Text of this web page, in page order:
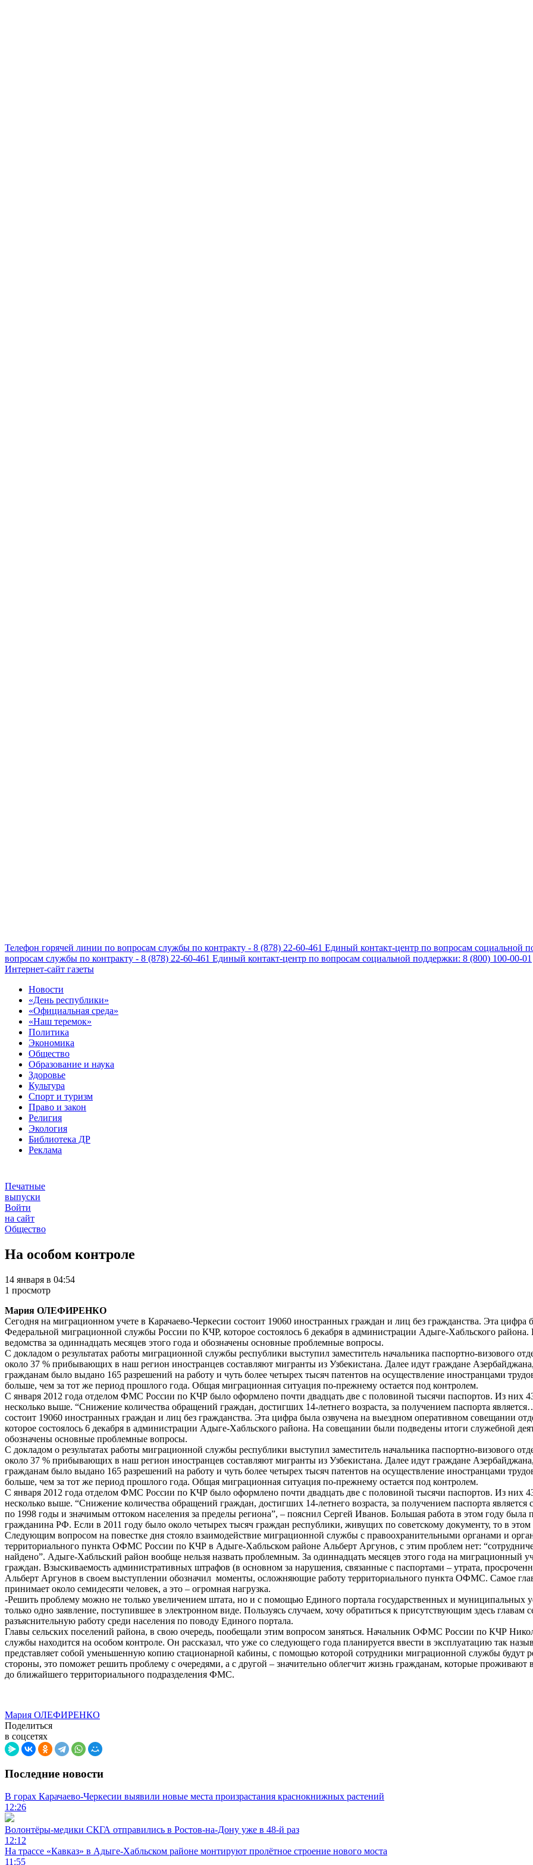
Телефон горячей линии по вопросам службы по контракту - 8 (878) 22-60-461 Единый контакт-центр по вопросам социальной
вопросам службы по контракту - 8 (878) 22-60-461 Единый контакт-центр по вопросам социальной поддержки: 8 (800) 100-00-01
Интернет-сайт газеты
Новости
«День республики»
«Официальная среда»
«Наш теремок»
Политика
Экономика
Общество
Образование и наука
Здоровье
Культура
Спорт и туризм
Право и закон
Религия
Экология
Библиотека ДР
Реклама
Печатные
выпуски
Войти
на сайт
Общество
На особом контроле
14 января в 04:54
1 просмотр
Мария ОЛЕФИРЕНКО
Сегодня на миграционном учете в Карачаево-Черкесии состоит 19060 иностранных граждан и лиц без гражданства. Эта
Федеральной миграционной службы России по КЧР, которое состоялось 6 декабря в администрации Адыге-Хабльского
ведомства за одиннадцать месяцев этого года и обозначены основные проблемные вопросы.
С докладом о результатах работы миграционной службы республики выступил заместитель начальника паспортно-визового
около 37 % прибывающих в наш регион иностранцев составляют мигранты из Узбекистана. Далее идут граждане
гражданам было выдано 165 разрешений на работу и чуть более четырех тысяч патентов на осуществление иностранцами
больше, чем за тот же период прошлого года. Общая миграционная ситуация по-прежнему остается под контролем.
С января 2012 года отделом ФМС России по КЧР было оформлено почти двадцать две с половиной тысячи паспортов. Из них
несколько выше. “Снижение количества обращений граждан, достигших 14-летнего возраста, за получением паспорта
состоит 19060 иностранных граждан и лиц без гражданства. Эта цифра была озвучена на выездном оперативном совещании
которое состоялось 6 декабря в администрации Адыге-Хабльского района. На совещании были подведены итоги служебной
обозначены основные проблемные вопросы.
С докладом о результатах работы миграционной службы республики выступил заместитель начальника паспортно-визового
около 37 % прибывающих в наш регион иностранцев составляют мигранты из Узбекистана. Далее идут граждане
гражданам было выдано 165 разрешений на работу и чуть более четырех тысяч патентов на осуществление иностранцами
больше, чем за тот же период прошлого года. Общая миграционная ситуация по-прежнему остается под контролем.
С января 2012 года отделом ФМС России по КЧР было оформлено почти двадцать две с половиной тысячи паспортов. Из них
несколько выше. “Снижение количества обращений граждан, достигших 14-летнего возраста, за получением паспорта
по 1998 годы и значимым оттоком населения за пределы региона”, – пояснил Сергей Иванов. Большая работа в этом году была
гражданина РФ. Если в 2011 году было около четырех тысяч граждан республики, живущих по советскому документу, то в этом
Следующим вопросом на повестке дня стояло взаимодействие миграционной службы с правоохранительными органами и
территориального пункта ОФМС России по КЧР в Адыге-Хабльском районе Альберт Аргунов, с этим проблем нет:
найдено”. Адыге-Хабльский район вообще нельзя назвать проблемным. За одиннадцать месяцев этого года на миграционный
граждан. Взыскиваемость административных штрафов (в основном за нарушения, связанные с паспортами – утрата,
Альберт Аргунов в своем выступлении обозначил моменты, осложняющие работу территориального пункта ОФМС. Самое
принимает около семидесяти человек, а это – огромная нагрузка.
-Решить проблему можно не только увеличением штата, но и с помощью Единого портала государственных и муниципальных
только одно заявление, поступившее в электронном виде. Пользуясь случаем, хочу обратиться к присутствующим здесь главам
разъяснительную работу среди населения по поводу Единого портала.
Главы сельских поселений района, в свою очередь, пообещали этим вопросом заняться. Начальник ОФМС России по КЧР
службы находится на особом контроле. Он рассказал, что уже со следующего года планируется ввести в эксплуатацию так
представляет собой уменьшенную копию стационарной кабины, с помощью которой сотрудники миграционной службы будут
стороны, это поможет решить проблему с очередями, а с другой – значительно облегчит жизнь гражданам, которые
до ближайшего территориального подразделения ФМС.
Мария ОЛЕФИРЕНКО
Поделиться
в соцсетях
Последние новости
В горах Карачаево-Черкесии выявили новые места произрастания краснокнижных растений
12:26
Волонтёры-медики СКГА отправились в Ростов-на-Дону уже в 48-й раз
12:12
На трассе «Кавказ» в Адыге-Хабльском районе монтируют пролётное строение нового моста
11:55